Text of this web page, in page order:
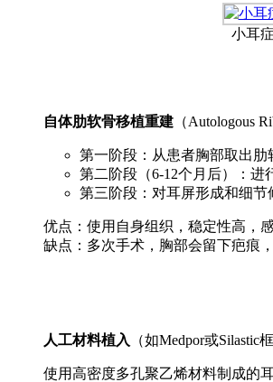
小耳
自体肋软骨移植重建 （Autologous
第一阶段：从患者胸部取出肋
第二阶段（6-12个月后）：进
第三阶段：对耳屏形成和细节
优点：使用自身组织，稳定性高，
缺点：多次手术，胸部会留下疤痕
人工材料植入 （如Medpor或Silastic框
使用高密度多孔聚乙烯材料制成的耳